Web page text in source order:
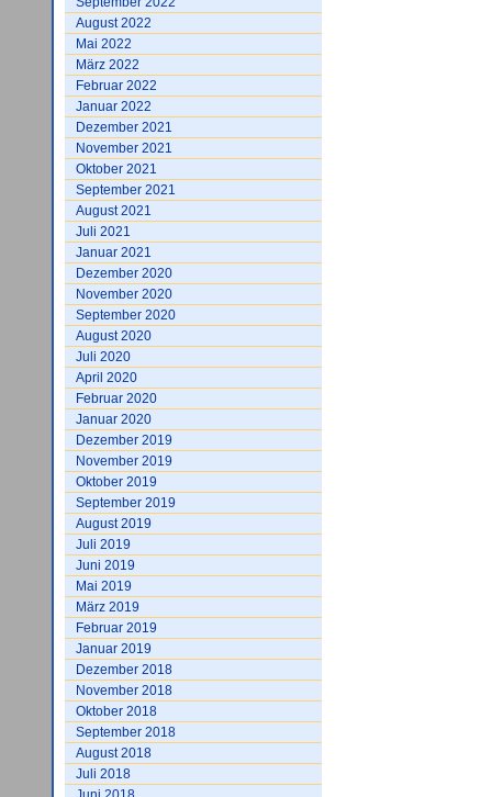
August 2022
Mai 2022
März 2022
Februar 2022
Januar 2022
Dezember 2021
November 2021
Oktober 2021
September 2021
August 2021
Juli 2021
Januar 2021
Dezember 2020
November 2020
September 2020
August 2020
Juli 2020
April 2020
Februar 2020
Januar 2020
Dezember 2019
November 2019
Oktober 2019
September 2019
August 2019
Juli 2019
Juni 2019
Mai 2019
März 2019
Februar 2019
Januar 2019
Dezember 2018
November 2018
Oktober 2018
September 2018
August 2018
Juli 2018